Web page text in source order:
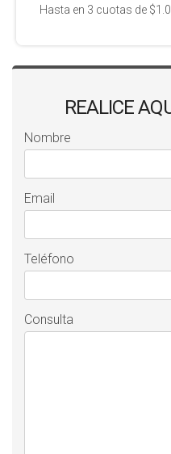
Hasta en 3 cuotas de
REALICE
Nombre
Email
Teléfono
Consulta